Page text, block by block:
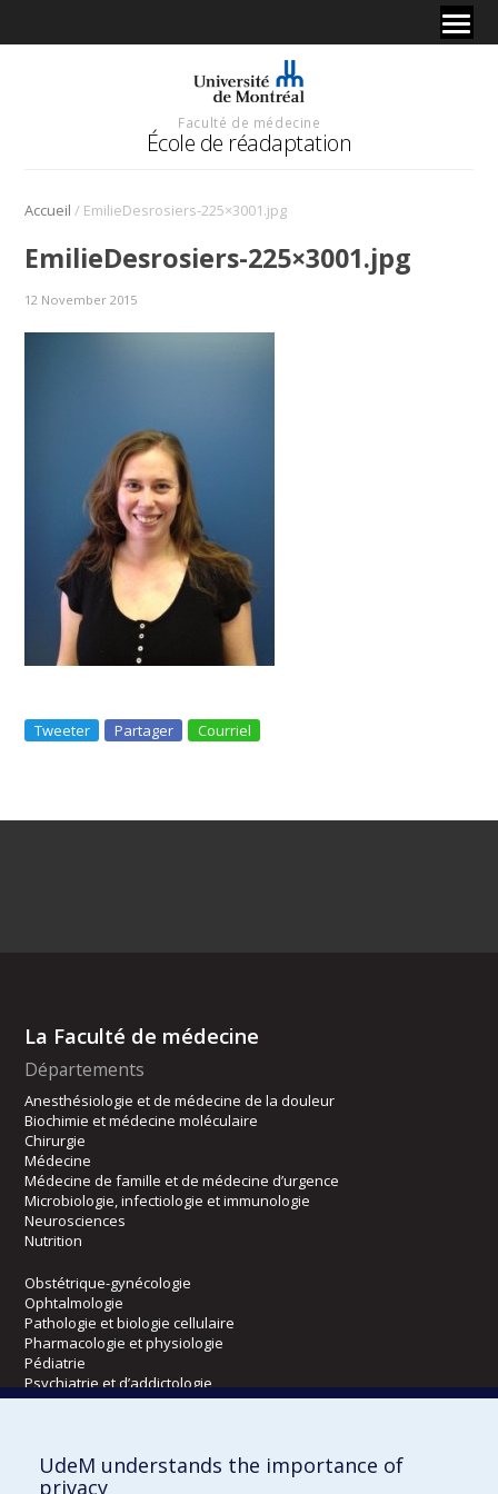
Faculté de médecine
École de réadaptation
Accueil / EmilieDesrosiers-225×3001.jpg
EmilieDesrosiers-225×3001.jpg
12 November 2015
Tweeter Partager Courriel
La Faculté de médecine
Départements
Anesthésiologie et de médecine de la douleur
Biochimie et médecine moléculaire
Chirurgie
Médecine
Médecine de famille et de médecine d’urgence
Microbiologie, infectiologie et immunologie
Neurosciences
Nutrition
Obstétrique-gynécologie
Ophtalmologie
Pathologie et biologie cellulaire
Pharmacologie et physiologie
Pédiatrie
Psychiatrie et d’addictologie
Radiologie, radio-oncologie et médecine nucléaire
Écoles
UdeM understands the importance of
privacy